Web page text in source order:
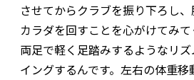
させてからクラブを振り下ろし
カラダを回すことを心がけてみて
両足で軽く足踏みするようなリ
イングするんです。左右の体重